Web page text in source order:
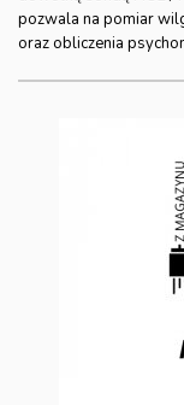
pozwala na pomiar
oraz obliczenia